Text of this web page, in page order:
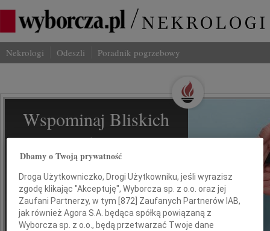
Nekrologi Odeszli Poradnik pogrzebowy
Wspominaj Bliskich
Na Odeszli.pl
Jak ich zapamiętaliśmy? Serwis
odeszli.pl z Grupy Wyborcza, to
możliwość stworzenia unikalnego
wspomnienia. Dziel się nim z rodziną i
przyjaciółmi.
Dbamy o Twoją prywatność
Droga Użytkowniczko, Drogi Użytkowniku, jeśli wyrazisz
zgodę klikając "Akceptuję", Wyborcza sp. z o.o. oraz jej
Zaufani Partnerzy, w tym [872 ] Zaufanych Partnerów IAB,
jak również Agora S.A. będąca spółką powiązaną z
Wyborcza sp. z o.o., będą przetwarzać Twoje dane